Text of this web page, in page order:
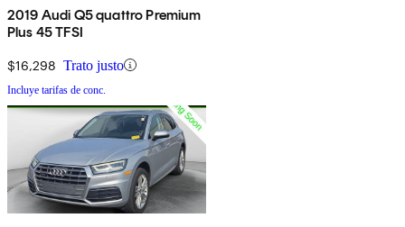
2019 Audi Q5 quattro Premium
Plus 45 TFSI
$16,298 Trato justo
Incluye tarifas de conc.